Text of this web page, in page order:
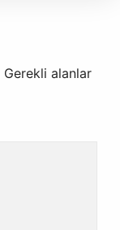
Gerekli alanlar